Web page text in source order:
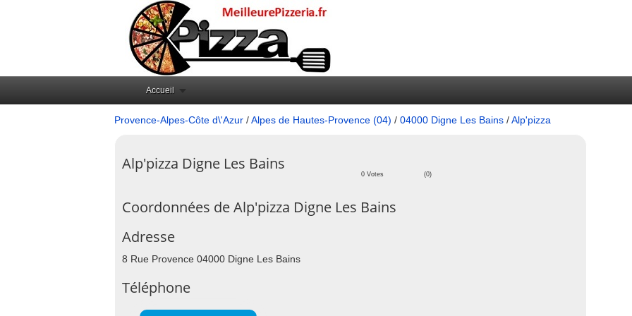
Accueil
Provence-Alpes-Côte d\'Azur /Alpes de Hautes-Provence (04) / 04000 Digne Les Bains /Alp'pizza
Alp'pizza Digne Les Bains
0 Votes (0)
Coordonnées de Alp'pizza Digne Les Bains
Adresse
8 Rue Provence 04000 Digne Les Bains
Téléphone